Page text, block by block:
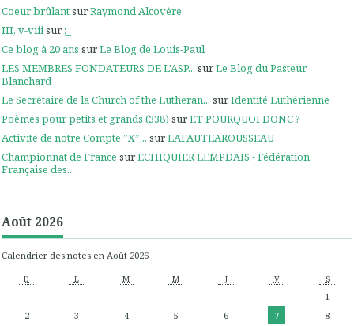
Coeur brûlantsurRaymond Alcovère
III, v-viiisur;_
Ce blog à 20 ans surLe Blog de Louis-Paul
LES MEMBRES FONDATEURS DE L'ASP... surLe Blog du Pasteur
Blanchard
Le Secrétaire de la Church of the Lutheran... surIdentité Luthérienne
Poèmes pour petits et grands (338) surET POURQUOI DONC ?
Activité de notre Compte ”X”... surLAFAUTEAROUSSEAU
Championnat de France surECHIQUIER LEMPDAIS - Fédération
Française des...
Août 2026
Calendrier des notes en Août 2026
D L M M J V S
1
2
3 4 5 6 7
8